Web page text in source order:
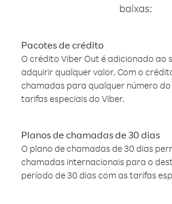
baixas:
Pacotes de crédito
O crédito Viber Out é adicionado ao
adquirir qualquer valor. Com o
chamadas para qualquer número
tarifas especiais do Viber.
Planos de chamadas de 30 dias
O plano de chamadas de 30 dias
chamadas internacionais para o
período de 30 dias com as tarifas